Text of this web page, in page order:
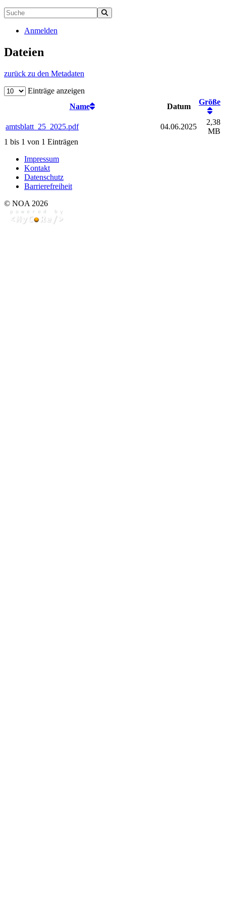
Anmelden
Dateien
zurück zu den Metadaten
Einträge anzeigen
Name
Datum
Größe
amtsblatt_25_2025.pdf 04.06.2025
2,38
MB
1 bis 1 von 1 Einträgen
Impressum
Kontakt
Datenschutz
Barrierefreiheit
© NOA 2026